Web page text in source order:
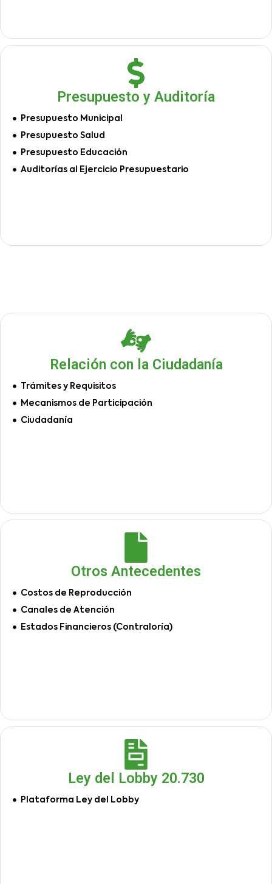
Presupuesto y Auditoría
Presupuesto Municipal
Presupuesto Salud
Presupuesto Educación
Auditorías al Ejercicio Presupuestario
Relación con la Ciudadanía
Trámites y Requisitos
Mecanismos de Participación
Ciudadanía
Otros Antecedentes
Costos de Reproducción
Canales de Atención
Estados Financieros (Contraloría)
Ley del Lobby 20.730
Plataforma Ley del Lobby